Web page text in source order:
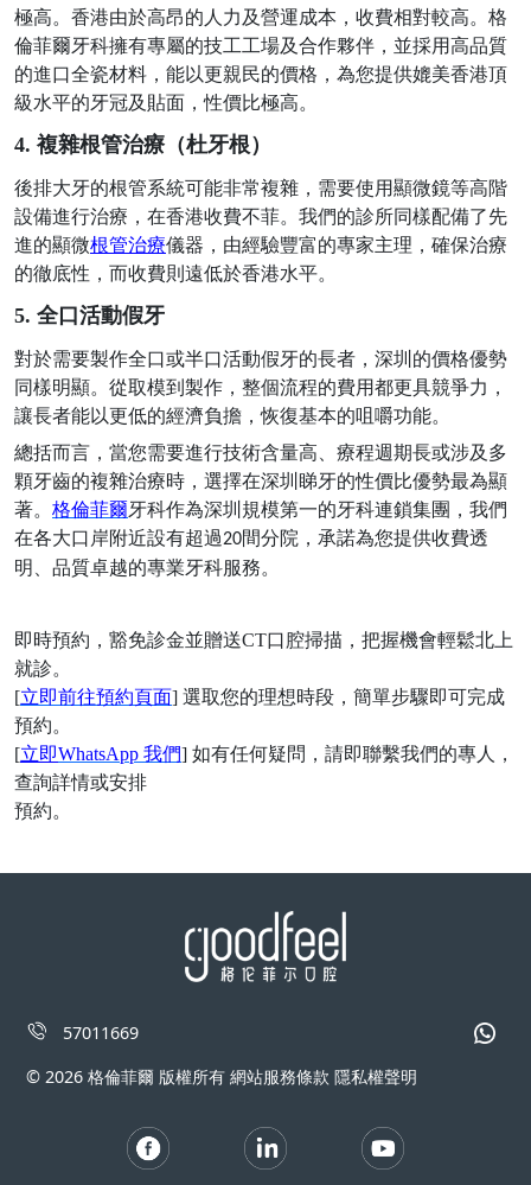
極高。香港由於高昂的人力及營運成本，收費相對較高。格
倫菲爾牙科擁有專屬的技工工場及合作夥伴，並採用高品質
的進口全瓷材料，能以更親民的價格，為您提供媲美香港頂
級水平的牙冠及貼面，性價比極高。
4. 複雜根管治療（杜牙根）
後排大牙的根管系統可能非常複雜，需要使用顯微鏡等高階
設備進行治療，在香港收費不菲。我們的診所同樣配備了先
進的顯微根管治療儀器，由經驗豐富的專家主理，確保治療
的徹底性，而收費則遠低於香港水平。
5. 全口活動假牙
對於需要製作全口或半口活動假牙的長者，深圳的價格優勢
同樣明顯。從取模到製作，整個流程的費用都更具競爭力，
讓長者能以更低的經濟負擔，恢復基本的咀嚼功能。
總括而言，當您需要進行技術含量高、療程週期長或涉及多
顆牙齒的複雜治療時，選擇在深圳睇牙的性價比優勢最為顯
著。 格倫菲爾牙科作為深圳規模第一的牙科連鎖集團，我們
在各大口岸附近設有超過20間分院，承諾為您提供收費透
明、品質卓越的專業牙科服務。
即時預約，豁免診金並贈送CT口腔掃描，把握機會輕鬆北上
就診。
[立即前往預約頁面] 選取您的理想時段，簡單步驟即可完成
預約。
[立即WhatsApp 我們] 如有任何疑問，請即聯繫我們的專人，
查詢詳情或安排
預約。
57011669
© 2026 格倫菲爾 版權所有 網站服務條款 隱私權聲明